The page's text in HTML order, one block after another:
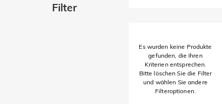
Filter
Es wurden keine Produkte
gefunden, die Ihren
Kriterien entsprechen.
Bitte löschen Sie die Filter
und wählen Sie andere
Filteroptionen.